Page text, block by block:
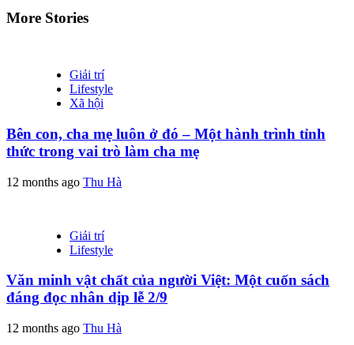
More Stories
Giải trí
Lifestyle
Xã hội
Bên con, cha mẹ luôn ở đó – Một hành trình tỉnh
thức trong vai trò làm cha mẹ
12 months ago Thu Hà
Giải trí
Lifestyle
Văn minh vật chất của người Việt: Một cuốn sách
đáng đọc nhân dịp lễ 2/9
12 months ago Thu Hà